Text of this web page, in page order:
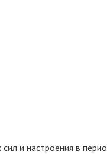
и настроения в